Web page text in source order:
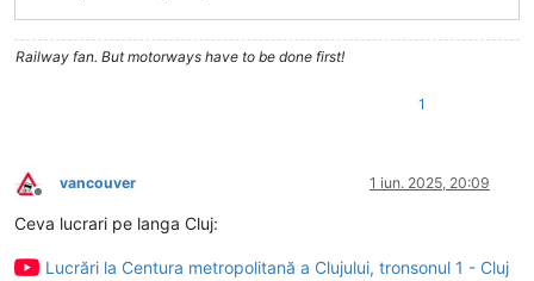
Railway fan. But motorways have to be done first!
1
Deconectat
vancouver 1 iun. 2025, 20:09
Ceva lucrari pe langa Cluj:
Lucrări la Centura metropolitană a Clujului, tronsonul 1 - Cluj